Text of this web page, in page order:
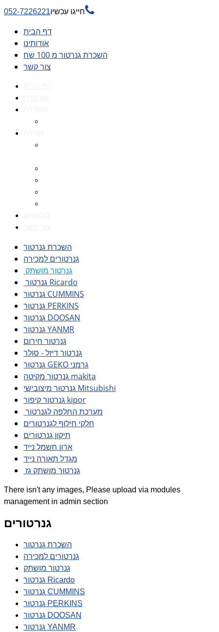
חייגו עכשיו052-7226221 
דף הבית
אודותינו
השכרת גנרטור מ 100 שח
צור קשר
השכרת גנרטור
גנרטורים למכירה
גנרטור מושתק
גנרטור Ricardo
גנרטור CUMMINS
גנרטור PERKINS
גנרטור DOOSAN
גנרטור YANMR
גנרטור חירום
גנרטור דיזל - סולר
גנרטור GEKO גרמני
גנרטור מקיטה makita
גנרטור מיצובישי Mitsubishi
גנרטור קיפור kipor
מערכת החלפה לגנרטור
חלקי חילוף לגנרטורים
תיקון גנרטורים
ארון חשמל נייד
מגדל תאורה נייד
גנרטור מושתק גז
There isn't any images, Please upload via modules
management in admin section
גנרטורים
השכרת גנרטור
גנרטורים למכירה
גנרטור מושתק
גנרטור Ricardo
גנרטור CUMMINS
גנרטור PERKINS
גנרטור DOOSAN
גנרטור YANMR